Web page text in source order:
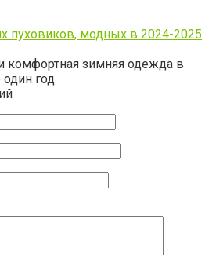
пуховиков, модных в 2024-2025
комфортная зимняя одежда в
год